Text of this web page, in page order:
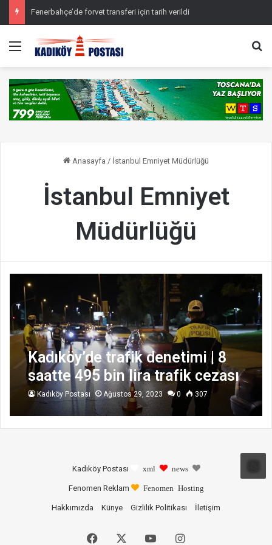
Fenerbahçe’de forvet transferi için tarih verildi
Menü
Anasayfa / İstanbul Emniyet Müdürlüğü
İstanbul Emniyet
Müdürlüğü
Kadıköy’de trafik denetimi | 8
saatte 495 bin lira trafik cezası
kesildi
Kadıköy Postası Ağustos 29, 2023 0 307
Kadıköy Postası xml news
Fenomen Reklam Fenomen Hosting
Hakkımızda Künye Gizlilik Politikası İletişim
Facebook YouTubeInstagram